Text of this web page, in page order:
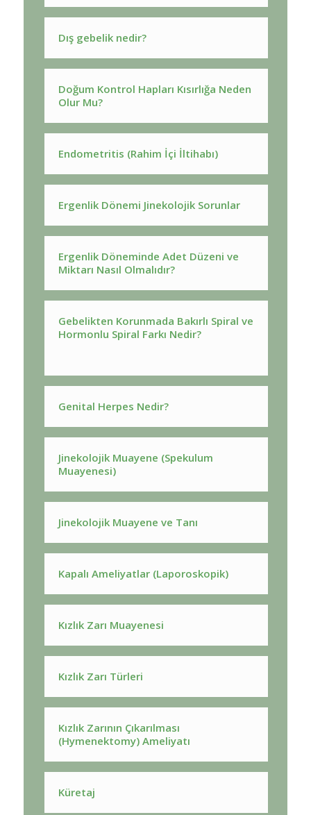
Dış gebelik nedir?
Doğum Kontrol Hapları Kısırlığa Neden
Olur Mu?
Endometritis (Rahim İçi İltihabı)
Ergenlik Dönemi Jinekolojik Sorunlar
Ergenlik Döneminde Adet Düzeni ve
Miktarı Nasıl Olmalıdır?
Gebelikten Korunmada Bakırlı Spiral ve
Hormonlu Spiral Farkı Nedir?
Genital Herpes Nedir?
Jinekolojik Muayene (Spekulum
Muayenesi)
Jinekolojik Muayene ve Tanı
Kapalı Ameliyatlar (Laporoskopik)
Kızlık Zarı Muayenesi
Kızlık Zarı Türleri
Kızlık Zarının Çıkarılması
(Hymenektomy) Ameliyatı
Küretaj